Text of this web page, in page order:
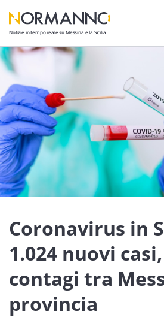
Notizie in tempo reale su Messina e la Sicilia
Attualità
Cronaca
Politica
Cultura
Lavoro
Società
Economia
Sport
Sicilia
Coronavirus in
1.024 nuovi
contagi tra
provincia